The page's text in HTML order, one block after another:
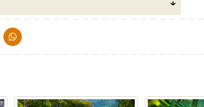
MAIL
OP PINTEREST
DELEN OP WHATSAPP